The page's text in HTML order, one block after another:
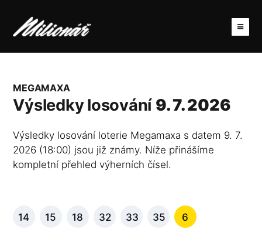
MEGAMAXA
Výsledky losování 9. 7. 2026
Výsledky losování loterie Megamaxa s datem 9. 7.
2026 (18:00) jsou již známy. Níže přinášíme
kompletní přehled výherních čísel.
14 15 18 32 33 35 6